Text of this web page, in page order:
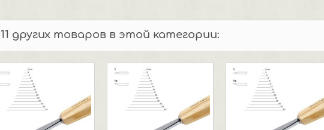
11 других товаров в этой категории: